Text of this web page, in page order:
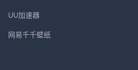
UU加速器
网易千千壁纸